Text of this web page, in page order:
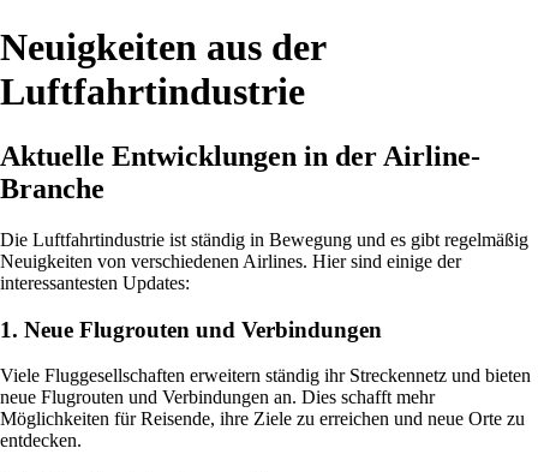
Neuigkeiten aus der
Luftfahrtindustrie
Aktuelle Entwicklungen in der Airline-
Branche
Die Luftfahrtindustrie ist ständig in Bewegung und es gibt regelmäßig
Neuigkeiten von verschiedenen Airlines. Hier sind einige der
interessantesten Updates:
1. Neue Flugrouten und Verbindungen
Viele Fluggesellschaften erweitern ständig ihr Streckennetz und bieten
neue Flugrouten und Verbindungen an. Dies schafft mehr
Möglichkeiten für Reisende, ihre Ziele zu erreichen und neue Orte zu
entdecken.